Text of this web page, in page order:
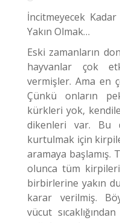
İncitmeyecek
Yakın Olmak…
Eski zamanların
hayvanlar çok
vermişler. Ama en
Çünkü onların
kürkleri yok,
dikenleri var. Bu
kurtulmak için
aramaya başlamış.
olunca tüm
birbirlerine yakın
karar verilmiş.
vücut